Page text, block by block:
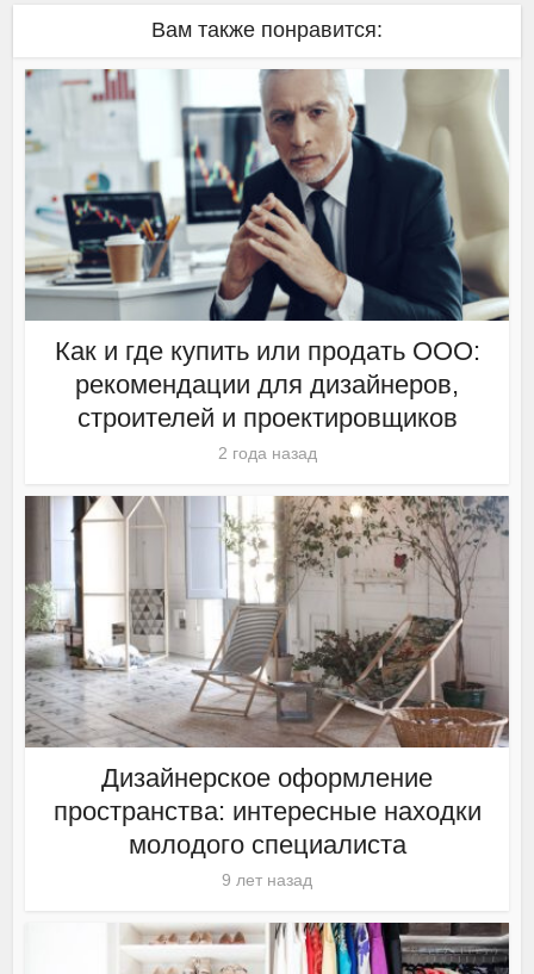
Вам также понравится:
Как и где купить или продать ООО:
рекомендации для дизайнеров,
строителей и проектировщиков
2 года назад
Дизайнерское оформление
пространства: интересные находки
молодого специалиста
9 лет назад